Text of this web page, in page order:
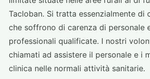
Tacloban. Si tratta essenzialmente di
che soffrono di carenza di personale
professionali qualificate. I nostri
chiamati ad assistere il personale e i
clinica nelle normali attività sanitarie.